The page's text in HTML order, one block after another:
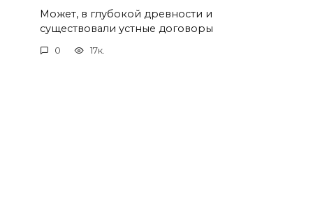
Может, в глубокой древности и
существовали устные договоры
0 17к.